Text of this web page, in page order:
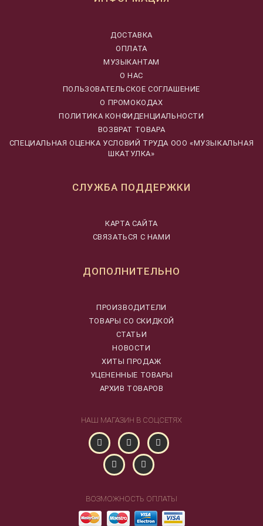
ДОСТАВКА
ОПЛАТА
МУЗЫКАНТАМ
О НАС
ПОЛЬЗОВАТЕЛЬСКОЕ СОГЛАШЕНИЕ
О ПРОМОКОДАХ
ПОЛИТИКА КОНФИДЕНЦИАЛЬНОСТИ
ВОЗВРАТ ТОВАРА
CПЕЦИАЛЬНАЯ ОЦЕНКА УСЛОВИЙ ТРУДА ООО «МУЗЫКАЛЬНАЯ
ШКАТУЛКА»
СЛУЖБА ПОДДЕРЖКИ
КАРТА САЙТА
СВЯЗАТЬСЯ С НАМИ
ДОПОЛНИТЕЛЬНО
ПРОИЗВОДИТЕЛИ
ТОВАРЫ СО СКИДКОЙ
СТАТЬИ
НОВОСТИ
ХИТЫ ПРОДАЖ
УЦЕНЕННЫЕ ТОВАРЫ
АРХИВ ТОВАРОВ
НАШ МАГАЗИН В СОЦСЕТЯХ
ВОЗМОЖНОСТЬ ОПЛАТЫ